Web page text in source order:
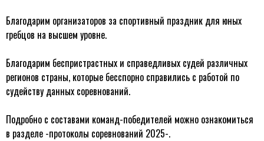
Благодарим организаторов за спортивный праздник для юных
гребцов на высшем уровне.
Благодарим беспристрастных и справедливых судей различных
регионов страны, которые бесспорно справились с работой по
судейству данных соревнований.
Подробно с составами команд-победителей можно ознакомиться
в разделе -протоколы соревнований 2025-.